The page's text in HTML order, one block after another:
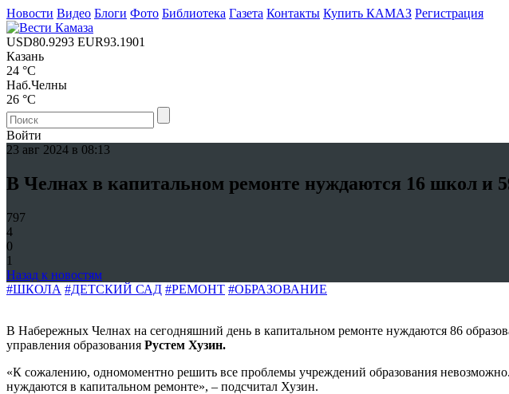
Новости Видео Блоги Фото Библиотека Газета Контакты Купить КАМАЗ Регистрация
USD80.9293 EUR93.1901
Казань
24 °C
Наб.Челны
26 °C
Войти
23 авг 2024 в 08:13
В Челнах в капитальном ремонте нуждаются 16 школ и
797
4
0
1
Назад к новостям
#ШКОЛА #ДЕТСКИЙ САД #РЕМОНТ #ОБРАЗОВАНИЕ
В Набережных Челнах на сегодняшний день в капитальном ремонте нуждаются 86
управления образования Рустем Хузин.
«К сожалению, одномоментно решить все проблемы учреждений образования
нуждаются в капитальном ремонте», – подсчитал Хузин.